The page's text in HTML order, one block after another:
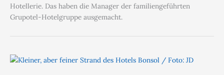
Hotellerie. Das haben die Manager der familiengeführten
Grupotel-Hotelgruppe ausgemacht.